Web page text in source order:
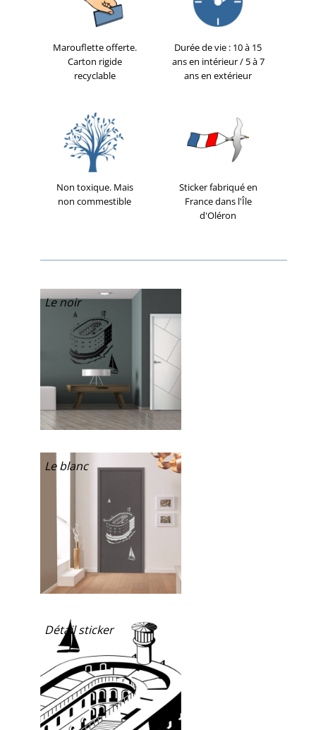
Marouflette offerte.
Carton rigide
recyclable
Durée de vie : 10 à 15
ans en intérieur / 5 à 7
ans en extérieur
Non toxique. Mais
non commestible
Sticker fabriqué en
France dans l'Île
d'Oléron
Le noir
Le blanc
Détail sticker